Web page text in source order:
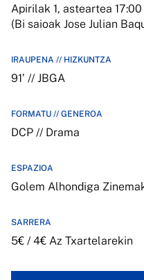
Apirilak 1, asteartea
(Bi saioak Jose Julian
IRAUPENA // HIZKUNTZA
91’ // JBGA
FORMATU // GENEROA
DCP // Drama
ESPAZIOA
Golem Alhondiga
SARRERA
5€ / 4€ Az Txartelarekin